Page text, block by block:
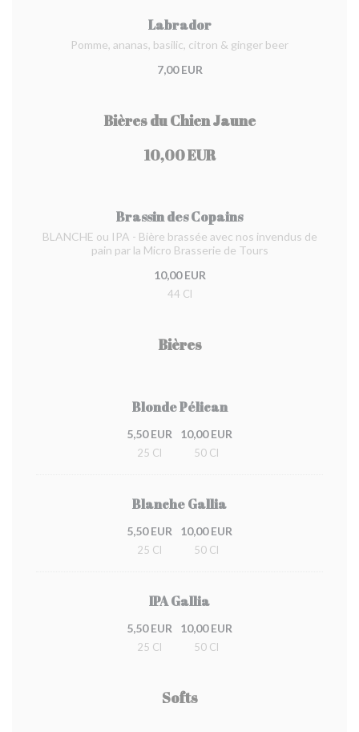
Labrador
Pomme, ananas, basilic, citron & ginger beer
7,00 EUR
Bières du Chien Jaune
10,00 EUR
Brassin des Copains
BLANCHE ou IPA - Bière brassée avec nos invendus de
pain par la Micro Brasserie de Tours
10,00 EUR
44 Cl
Bières
Blonde Pélican
5,50 EUR
25 Cl
10,00 EUR
50 Cl
Blanche Gallia
5,50 EUR
25 Cl
10,00 EUR
50 Cl
IPA Gallia
5,50 EUR
25 Cl
10,00 EUR
50 Cl
Softs